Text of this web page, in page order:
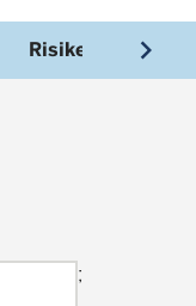
Risiken navigate_next
;